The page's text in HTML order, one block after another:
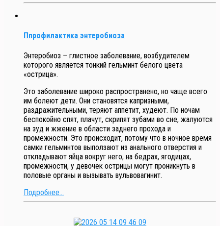
Ппрофилактика энтеробиоза
Энтеробиоз – глистное заболевание, возбудителем
которого является тонкий гельминт белого цвета
«острица».
Это заболевание широко распространено, но чаще всего
им болеют дети. Они становятся капризными,
раздражительными, теряют аппетит, худеют. По ночам
беспокойно спят, плачут, скрипят зубами во сне, жалуются
на зуд и жжение в области заднего прохода и
промежности. Это происходит, потому что в ночное время
самки гельминтов выползают из анального отверстия и
откладывают яйца вокруг него, на бедрах, ягодицах,
промежности, у девочек острицы могут проникнуть в
половые органы и вызывать вульвовагинит.
Подробнее...